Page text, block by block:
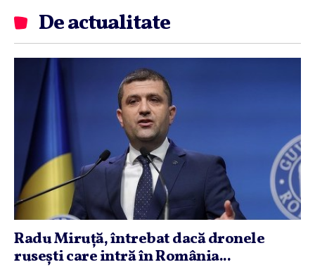
De actualitate
Radu Miruţă, întrebat dacă dronele
ruseşti care intră în România...